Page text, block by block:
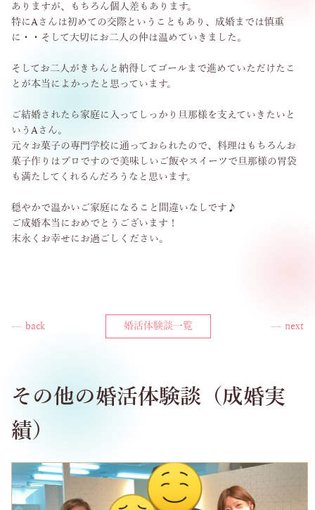
ありますが、もちろん個人差もあります。
特にAさんは初めての交際ということもあり、成婚までは慎重
に・・そして大切にお二人の仲は温めていきました。
そしてお二人がきちんと納得してゴールまで進めていただけたこ
とが本当によかったと思っています。
ご結婚されたら家庭に入ってしっかり旦那様を支えていきたいと
いうAさん。
元々お菓子の専門学校に通っておられたので、料理はもちろんお
菓子作りはプロですので美味しいご飯やスイーツで旦那様の胃袋
も満たしてくれるんだろうなと思います。
穏やかで温かいご家庭になること間違いなしです♪
ご成婚本当におめでとうございます！
末永くお幸せにお過ごしください。
back 婚活体験談一覧 next
その他の婚活体験談（成婚実
績）